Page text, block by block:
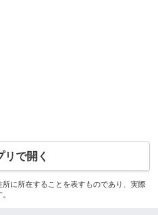
リで開く
に所在することを表すものであり、実際